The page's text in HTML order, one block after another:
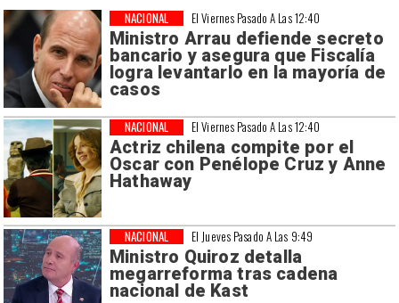
El Viernes Pasado A Las 12:40
Ministro Arrau defiende secreto
bancario y asegura que Fiscalía
logra levantarlo en la mayoría de
casos
NACIONAL
El Viernes Pasado A Las 12:40
Actriz chilena compite por el
Oscar con Penélope Cruz y Anne
Hathaway
NACIONAL
El Jueves Pasado A Las 9:49
Ministro Quiroz detalla
megarreforma tras cadena
nacional de Kast
NACIONAL